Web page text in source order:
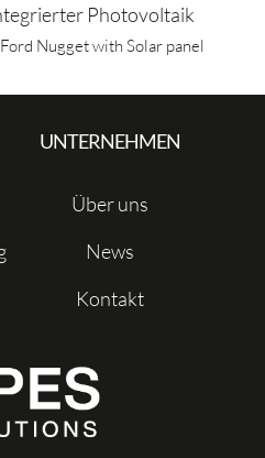
Nugget with Solar panel
UNTERNEHMEN
Über uns
News
Kontakt